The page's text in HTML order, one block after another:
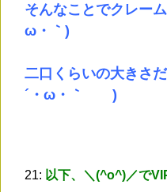
そんなことでクレー
ω・｀)
二口くらいの大き
´・ω・｀ )
21: 以下、＼(^o^)／で